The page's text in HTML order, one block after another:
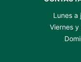
Lunes a
Viernes